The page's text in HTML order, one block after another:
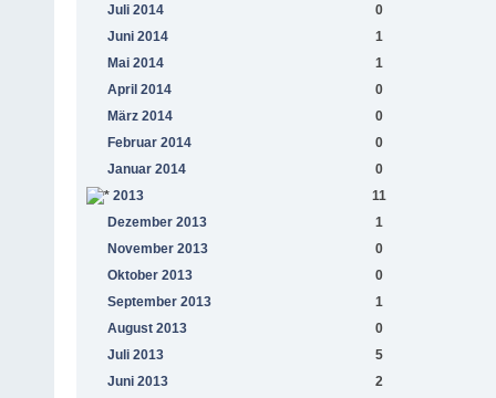
Juli 2014
0
Juni 2014
1
Mai 2014
1
April 2014
0
März 2014
0
Februar 2014
0
Januar 2014
0
2013
11
Dezember 2013
1
November 2013
0
Oktober 2013
0
September 2013
1
August 2013
0
Juli 2013
5
Juni 2013
2